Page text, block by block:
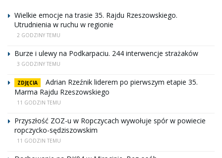
Wielkie emocje na trasie 35. Rajdu Rzeszowskiego.
Utrudnienia w ruchu w regionie
2 GODZINY TEMU
Burze i ulewy na Podkarpaciu. 244 interwencje strażaków
3 GODZINY TEMU
ZDJĘCIA
Adrian Rzeźnik liderem po pierwszym etapie 35.
Marma Rajdu Rzeszowskiego
11 GODZIN TEMU
Przyszłość ZOZ-u w Ropczycach wywołuje spór w powiecie
ropczycko-sędziszowskim
11 GODZIN TEMU